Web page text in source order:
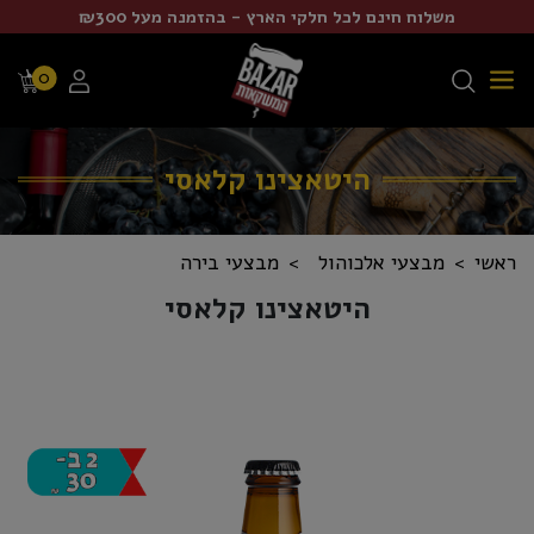
משלוח חינם לכל חלקי הארץ - בהזמנה מעל ₪300
0
היטאצינו קלאסי
ראשי מבצעי אלכוהול מבצעי בירה
היטאצינו קלאסי